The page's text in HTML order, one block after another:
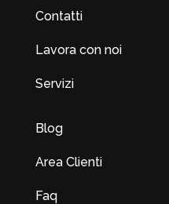
Contatti
Lavora con noi
Servizi
Blog
Area Clienti
Faq